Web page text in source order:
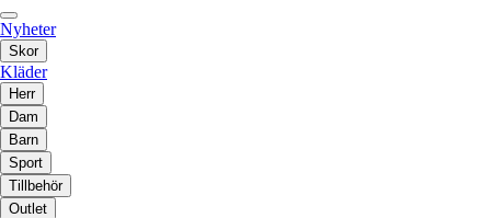
Nyheter
Skor
Kläder
Herr
Dam
Barn
Sport
Tillbehör
Outlet